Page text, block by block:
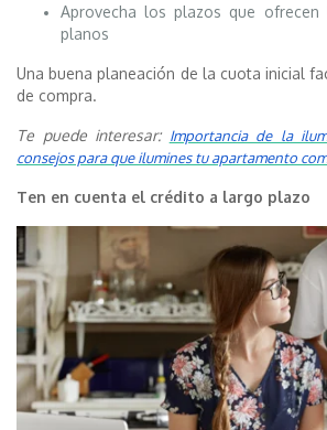
Aprovecha los plazos que
planos
Una buena planeación de la cuota inicial
de compra.
Te puede interesar: Importancia de la
consejos para que ilumines tu apartamento
Ten en cuenta el crédito a largo plazo